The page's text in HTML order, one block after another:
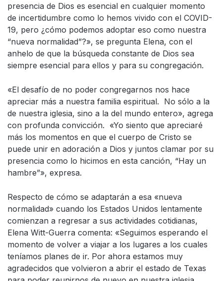
presencia de Dios es esencial en cualquier momento
de incertidumbre como lo hemos vivido con el COVID-
19, pero ¿cómo podemos adoptar eso como nuestra
“nueva normalidad”?», se pregunta Elena, con el
anhelo de que la búsqueda constante de Dios sea
siempre esencial para ellos y para su congregación.
«El desafío de no poder congregarnos nos hace
apreciar más a nuestra familia espiritual. No sólo a la
de nuestra iglesia, sino a la del mundo entero», agrega
con profunda convicción. «Yo siento que apreciaré
más los momentos en que el cuerpo de Cristo se
puede unir en adoración a Dios y juntos clamar por su
presencia como lo hicimos en esta canción, “Hay un
hambre”», expresa.
Respecto de cómo se adaptarán a esa «nueva
normalidad» cuando los Estados Unidos lentamente
comienzan a regresar a sus actividades cotidianas,
Elena Witt-Guerra comenta: «Seguimos esperando el
momento de volver a viajar a los lugares a los cuales
teníamos planes de ir. Por ahora estamos muy
agradecidos que volvieron a abrir el estado de Texas